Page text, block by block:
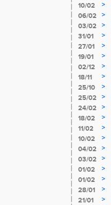
10/02
>
06/02
>
03/02
>
31/01
>
27/01 >
19/01 >
02/12 >
18/11
>
25/10
>
25/02
>
24/02 >
18/02 >
11/02
>
10/02 >
04/02
>
03/02
>
01/02
>
01/02
>
28/01
>
21/01
>